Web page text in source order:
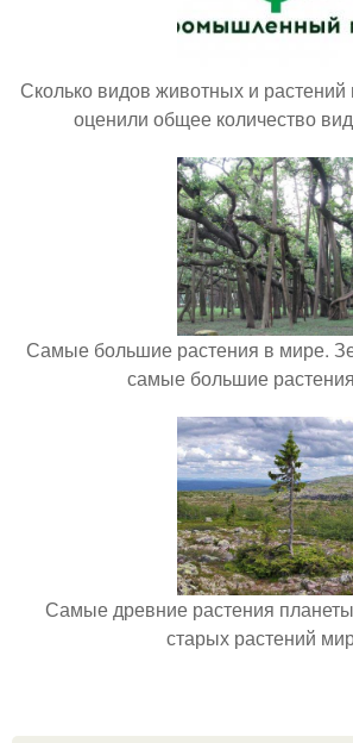
Сколько видов животных и
оценили общее количество
Самые большие растения в мире.
самые большие
Самые древние растения
старых растений